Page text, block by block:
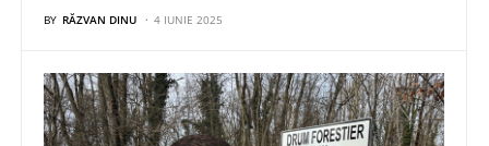
BY RĂZVAN DINU 4 IUNIE 2025